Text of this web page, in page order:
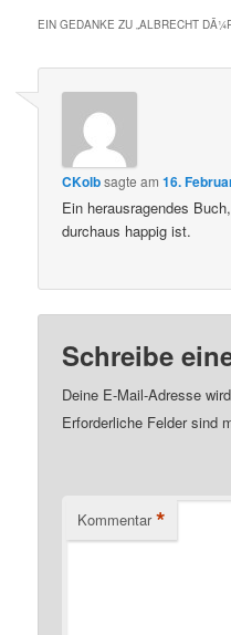
EIN GEDANKE ZU „ALBRECHT
CKolbsagte am16.
Ein herausragendes
durchaus happig ist.
Schreibe
Deine E-Mail-Adresse
Erforderliche Felder sind
Kommentar *